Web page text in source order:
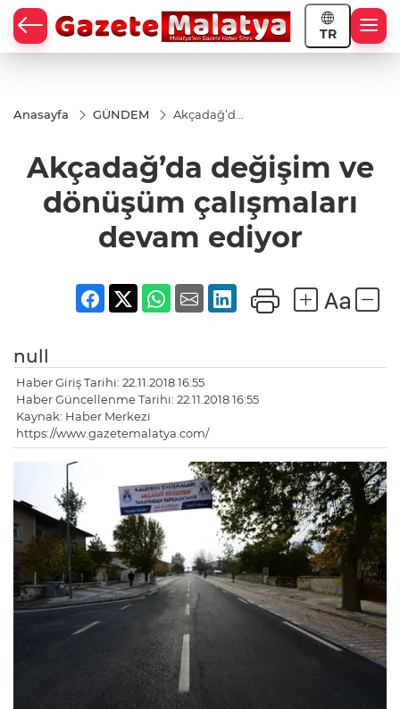
TR
Anasayfa GÜNDEM
Akçadağ’da
çalışmaları
devam
Akçadağ’da değişim ve
dönüşüm çalışmaları
devam ediyor
null
Haber Giriş Tarihi: 22.11.2018 16:55
Haber Güncellenme Tarihi: 22.11.2018 16:55
Kaynak: Haber Merkezi
https://www.gazetemalatya.com/